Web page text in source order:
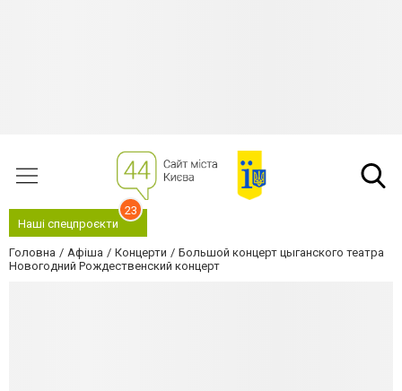
Наші спецпроєкти
23
Головна Афіша Концерти
Большой концерт цыганского театра
Новогодний Рождественский концерт